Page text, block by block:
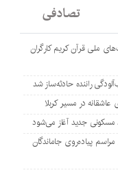
تصادفی
ملی قرآن کریم کارگران
در مسیر کربلا
مراسم پیاده‌روی جاماندگان